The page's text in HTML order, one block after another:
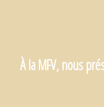
À la MFV, nous